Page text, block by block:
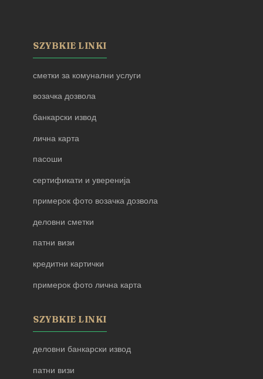
SZYBKIE LINKI
сметки за комунални услуги
возачка дозвола
банкарски извод
лична карта
пасоши
сертификати и уверенија
примерок фото возачка дозвола
деловни сметки
патни визи
кредитни картички
примерок фото лична карта
SZYBKIE LINKI
деловни банкарски извод
патни визи